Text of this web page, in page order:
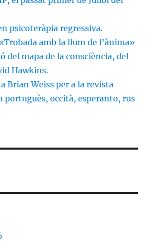
psicoteràpia regressiva.
amb la llum de l’ànima»
del mapa de la consciència, del
Hawkins.
Brian Weiss per a la revista
portuguès, occità, esperanto, rus